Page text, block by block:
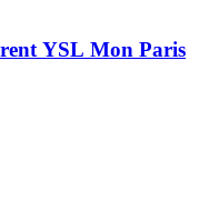
YSL Mon Paris